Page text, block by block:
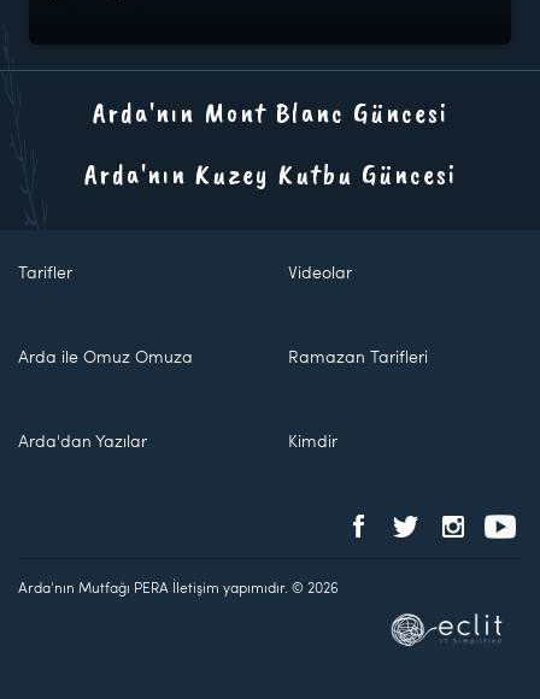
Arda'nın Mont Blanc Güncesi
Arda'nın Kuzey Kutbu Güncesi
Tarifler Videolar
Arda ile Omuz Omuza Ramazan Tarifleri
Arda'dan Yazılar Kimdir
Arda'nın Mutfağı PERA İletişim yapımıdır. © 2026